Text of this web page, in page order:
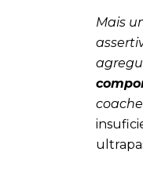
Mais